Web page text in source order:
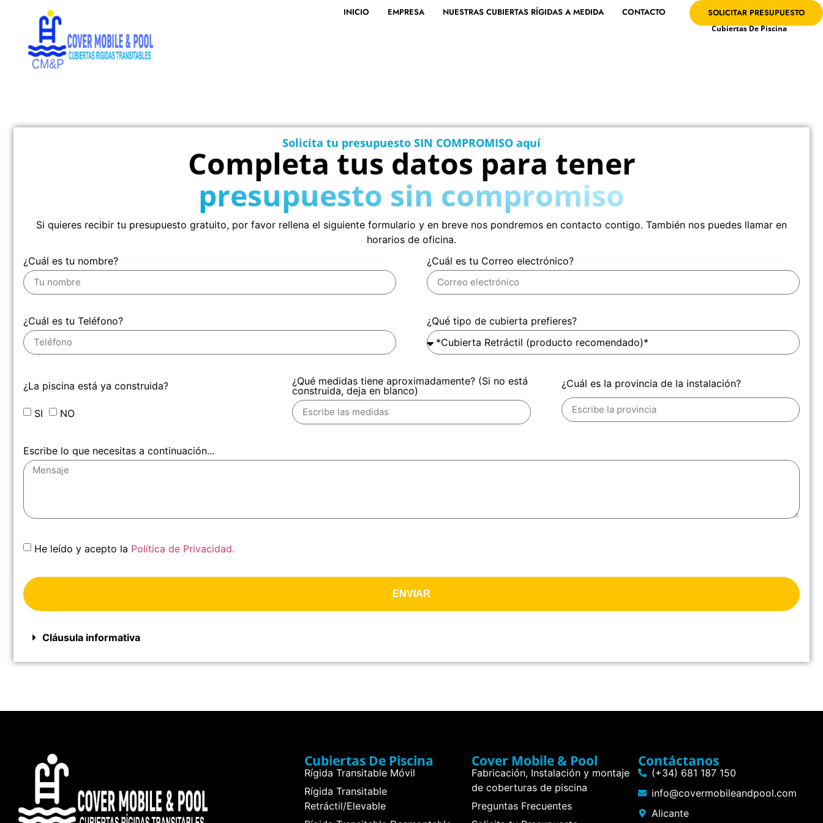
INICIO EMPRESA NUESTRAS CUBIERTAS RÍGIDAS A MEDIDA CONTACTO SOLICITAR PRESUPUESTO
Cubiertas De Piscina
Solicita tu presupuesto SIN COMPROMISO aquí
Completa tus datos para tener
presupuesto sin compromiso
Si quieres recibir tu presupuesto gratuito, por favor rellena el siguiente formulario y en breve nos pondremos en contacto contigo. También nos puedes llamar en
horarios de oficina.
¿Cuál es tu nombre?
¿Cuál es tu Correo electrónico?
¿Cuál es tu Teléfono? ¿Qué tipo de cubierta prefieres?
¿La piscina está ya construida?
SI NO
¿Qué medidas tiene aproximadamente? (Si no está
construida, deja en blanco)
¿Cuál es la provincia de la instalación?
Escribe lo que necesitas a continuación...
He leído y acepto la Política de Privacidad.
ENVIAR
Cláusula informativa
Cubiertas De Piscina
Rígida Transitable Móvil
Rígida Transitable
Retráctil/Elevable
Cover Mobile & Pool
Fabricación, Instalación y montaje
de coberturas de piscina
Preguntas Frecuentes
Contáctanos
(+34) 681 187 150
info@covermobileandpool.com
Alicante